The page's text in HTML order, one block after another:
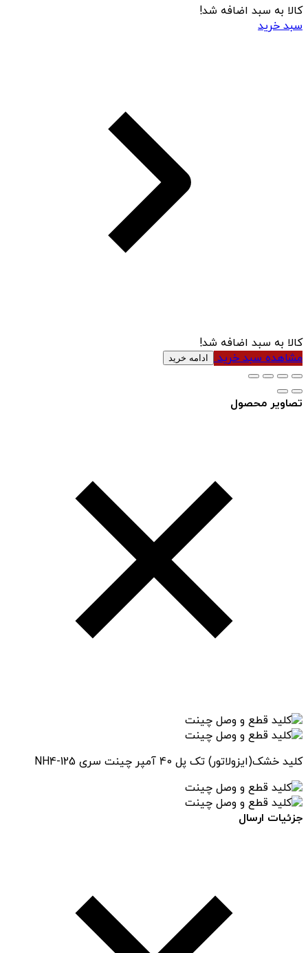
کالا به سبد اضافه شد!
سبد خرید
کالا به سبد اضافه شد!
مشاهده سبد خرید ادامه خرید
تصاویر محصول
کلید خشک(ایزولاتور) تک پل 40 آمپر چینت سری NH4-125
جزئیات ارسال